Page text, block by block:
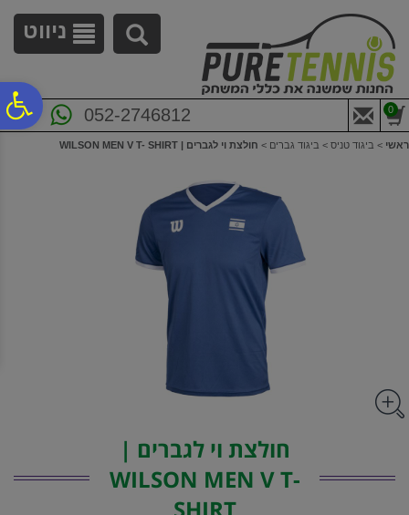
נגישות
ניווט
052-2746812 0
ראשי > ביגוד טניס > ביגוד גברים > חולצת וי לגברים | WILSON MEN V T- SHIRT
חולצת וי לגברים |
WILSON MEN V T-